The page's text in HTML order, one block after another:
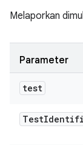
Melaporkan
Parameter
test
Test